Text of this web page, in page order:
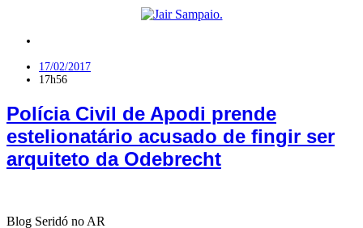
17/02/2017
17h56
Polícia Civil de Apodi prende
estelionatário acusado de fingir ser
arquiteto da Odebrecht
Blog Seridó no AR